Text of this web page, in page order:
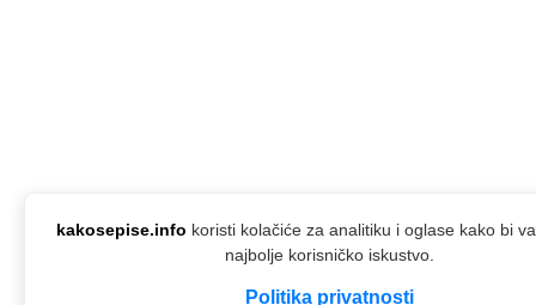
kakosepise.info koristi kolačiće za analitiku i oglase kako bi
najbolje korisničko iskustvo.
Politika privatnosti